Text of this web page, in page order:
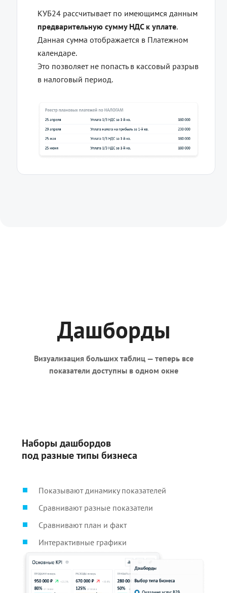
КУБ24 рассчитывает по имеющимся данным
предварительную сумму НДС к уплате.
Данная сумма отображается в Платежном
календаре.
Это позволяет не попасть в кассовый разрыв
в налоговый период.
Дашборды
Визуализация больших таблиц — теперь все
показатели доступны в одном окне
Наборы дашбордов
под разные типы бизнеса
Показывают динамику показателей
Сравнивают разные показатели
Сравнивают план и факт
Интерактивные графики